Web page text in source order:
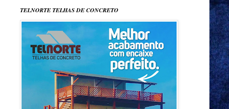
TELNORTE TELHAS DE CONCRETO